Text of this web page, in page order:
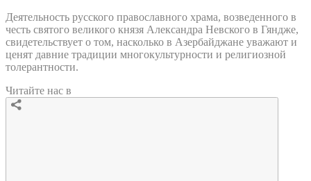
Деятельность русского православного храма, возведенного в
честь святого великого князя Александра Невского в Гяндже,
свидетельствует о том, насколько в Азербайджане уважают и
ценят давние традиции многокультурности и религиозной
толерантности.
Читайте нас в